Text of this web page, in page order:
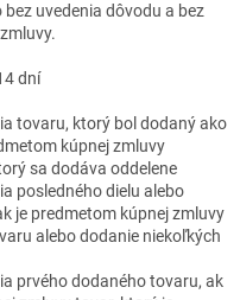
uvedenia dôvodu a bez
dní
tovaru, ktorý bol dodaný ako
kúpnej zmluvy
sa dodáva oddelene
posledného dielu alebo
je predmetom kúpnej zmluvy
alebo dodanie niekoľkých
prvého dodaného tovaru, ak